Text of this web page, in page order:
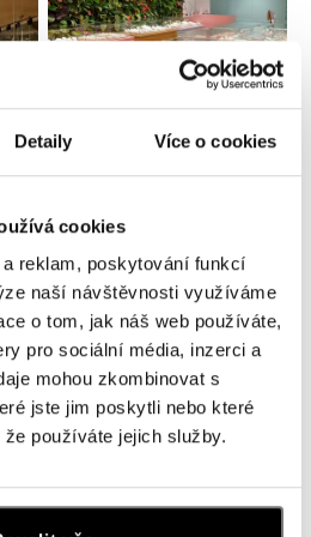
Detaily Více o cookies
cookies
reklam, poskytování funkcí
naší návštěvnosti využíváme
o tom, jak náš web používáte,
pro sociální média, inzerci a
mohou zkombinovat s
jste jim poskytli nebo které
používáte jejich služby.
Slovensko
Praha 5
5 - Anděl
Brno
most, Praha 9